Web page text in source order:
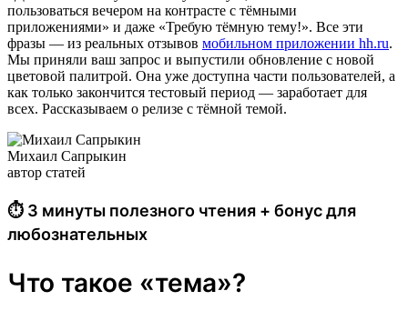
пользоваться вечером на контрасте с тёмными
приложениями» и даже «Требую тёмную тему!». Все эти
фразы — из реальных отзывов мобильном приложении hh.ru.
Мы приняли ваш запрос и выпустили обновление с новой
цветовой палитрой. Она уже доступна части пользователей, а
как только закончится тестовый период — заработает для
всех. Рассказываем о релизе с тёмной темой.
Михаил Сапрыкин
автор статей
⏱ 3 минуты полезного чтения + бонус для
любознательных
Что такое «тема»?